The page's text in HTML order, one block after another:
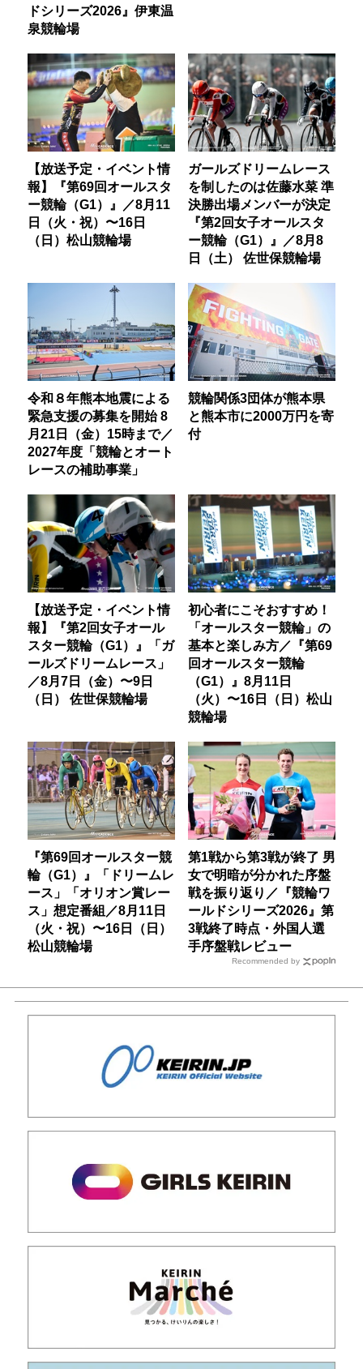
ドシリーズ2026』伊東温
泉競輪場
【放送予定・イベント情
報】『第69回オールスタ
ー競輪（G1）』／8月11
日（火・祝）〜16日
（日）松山競輪場
ガールズドリームレース
を制したのは佐藤水菜 準
決勝出場メンバーが決定
『第2回女子オールスタ
ー競輪（G1）』／8月8
日（土） 佐世保競輪場
令和８年熊本地震による
緊急支援の募集を開始 8
月21日（金）15時まで／
2027年度「競輪とオート
レースの補助事業」
競輪関係3団体が熊本県
と熊本市に2000万円を寄
付
【放送予定・イベント情
報】『第2回女子オール
スター競輪（G1）』「ガ
ールズドリームレース」
／8月7日（金）〜9日
（日） 佐世保競輪場
初心者にこそおすすめ！
「オールスター競輪」の
基本と楽しみ方／『第69
回オールスター競輪
（G1）』8月11日
（火）〜16日（日）松山
競輪場
『第69回オールスター競
輪（G1）』「ドリームレ
ース」「オリオン賞レー
ス」想定番組／8月11日
（火・祝）〜16日（日）
松山競輪場
第1戦から第3戦が終了 男
女で明暗が分かれた序盤
戦を振り返り／『競輪ワ
ールドシリーズ2026』第
3戦終了時点・外国人選
手序盤戦レビュー
Recommended by